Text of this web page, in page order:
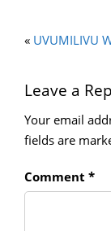
« UVUMILIVU
Leave a
Your email
fields are
Comment *